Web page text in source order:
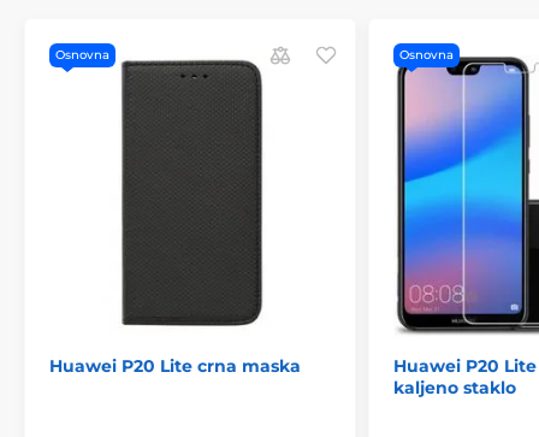
Osnovna
Huawei P20 Lite crna maska
Osnovna
Huawei P20
kaljeno staklo